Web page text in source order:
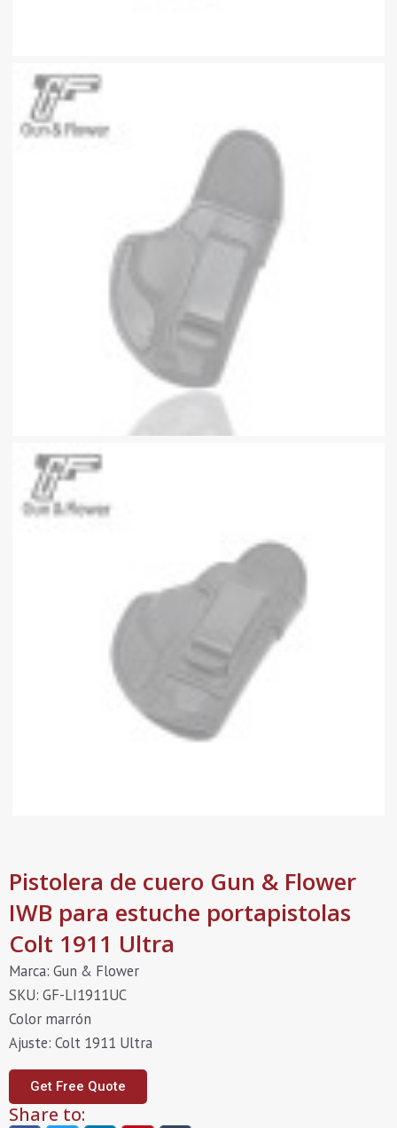
Pistolera de cuero Gun & Flower
IWB para estuche portapistolas
Colt 1911 Ultra
Marca: Gun & Flower
SKU: GF-LI1911UC
Color marrón
Ajuste: Colt 1911 Ultra
Get Free Quote
Share to: